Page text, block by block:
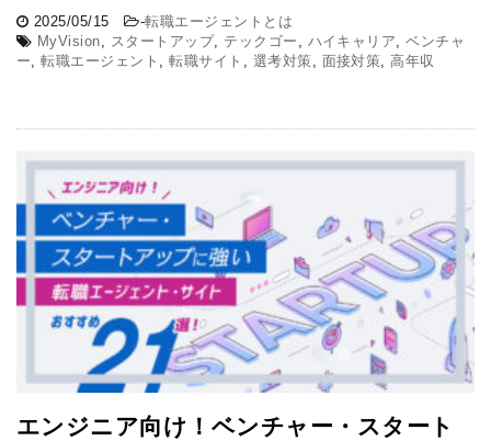
2025/05/15 -転職エージェントとは
MyVision, スタートアップ, テックゴー , ハイキャリア,ベンチャ
ー,転職エージェント ,転職サイト , 選考対策, 面接対策,高年収
エンジニア向け！ベンチャー・スタート